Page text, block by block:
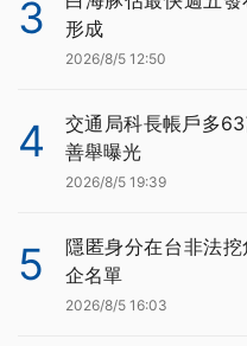
3
形成
2026/8/5 12:50
4
交通局科長帳戶多
善舉曝光
2026/8/5 19:39
5
隱匿身分在台非法
企名單
2026/8/5 16:03